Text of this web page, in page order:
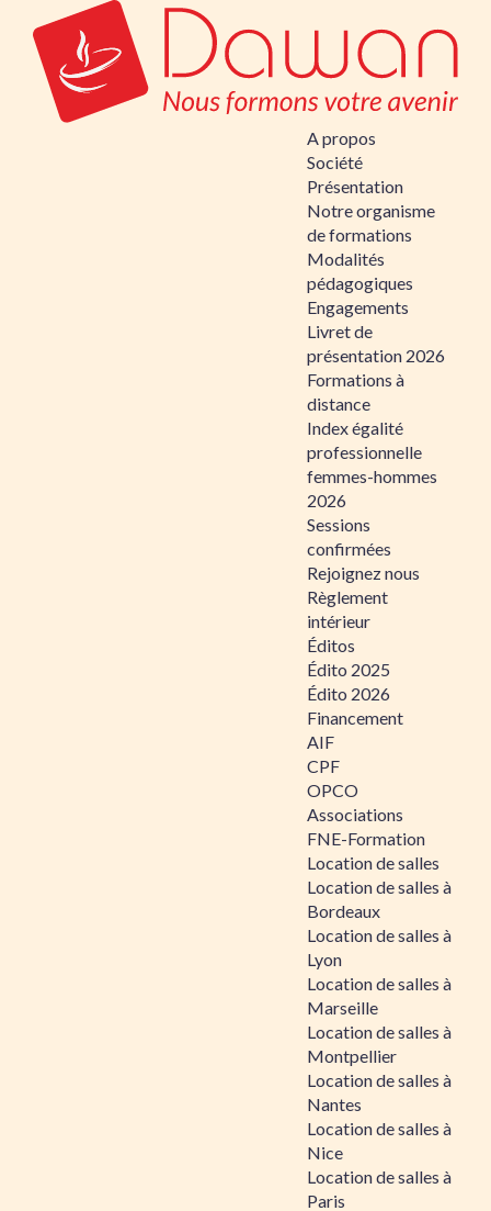
A propos
Société
Présentation
Notre organisme
de formations
Modalités
pédagogiques
Engagements
Livret de
présentation 2026
Formations à
distance
Index égalité
professionnelle
femmes-hommes
2026
Sessions
confirmées
Rejoignez nous
Règlement
intérieur
Éditos
Édito 2025
Édito 2026
Financement
AIF
CPF
OPCO
Associations
FNE-Formation
Location de salles
Location de salles à
Bordeaux
Location de salles à
Lyon
Location de salles à
Marseille
Location de salles à
Montpellier
Location de salles à
Nantes
Location de salles à
Nice
Location de salles à
Paris